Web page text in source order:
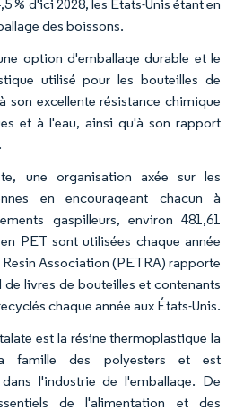
% d'ici 2028, les États-Unis étant en
des boissons.
option d'emballage durable et le
utilisé pour les bouteilles de
son excellente résistance chimique
et à l'eau, ainsi qu'à son rapport
une organisation axée sur les
en encourageant chacun à
gaspilleurs, environ 481,61
PET sont utilisées chaque année
Association (PETRA) rapporte
livres de bouteilles et contenants
chaque année aux États-Unis.
est la résine thermoplastique la
famille des polyesters et est
l'industrie de l'emballage. De
de l'alimentation et des